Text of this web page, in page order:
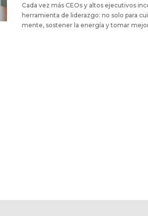
Cada vez más CEOs y altos ejecutivos
herramienta de liderazgo: no solo para
mente, sostener la energía y tomar